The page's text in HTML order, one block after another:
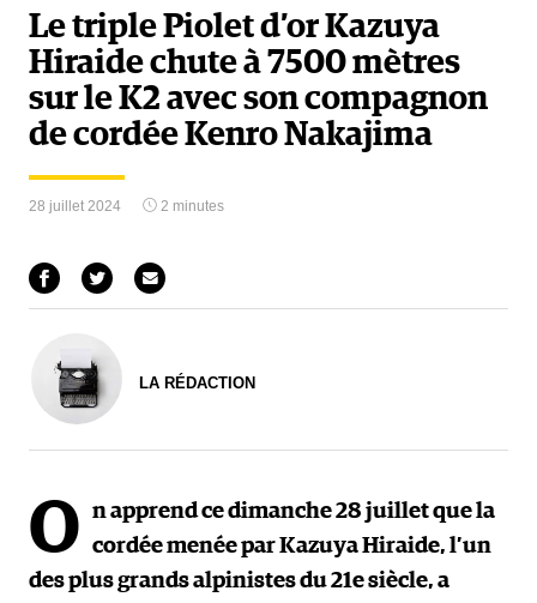
Le triple Piolet d’or Kazuya
Hiraide chute à 7500 mètres
sur le K2 avec son compagnon
de cordée Kenro Nakajima
28 juillet 2024 2 minutes
LA RÉDACTION
O n apprend ce dimanche 28 juillet que la
cordée menée par Kazuya Hiraide, l’un
des plus grands alpinistes du 21e siècle, a